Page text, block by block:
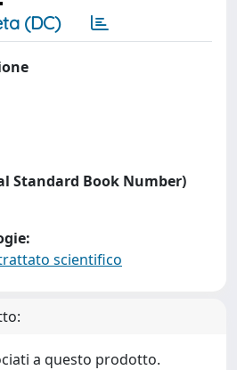
(DC)
Standard Book Number)
scientifico
a questo prodotto.